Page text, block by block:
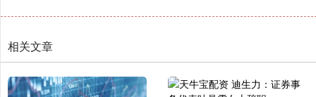
相关文章